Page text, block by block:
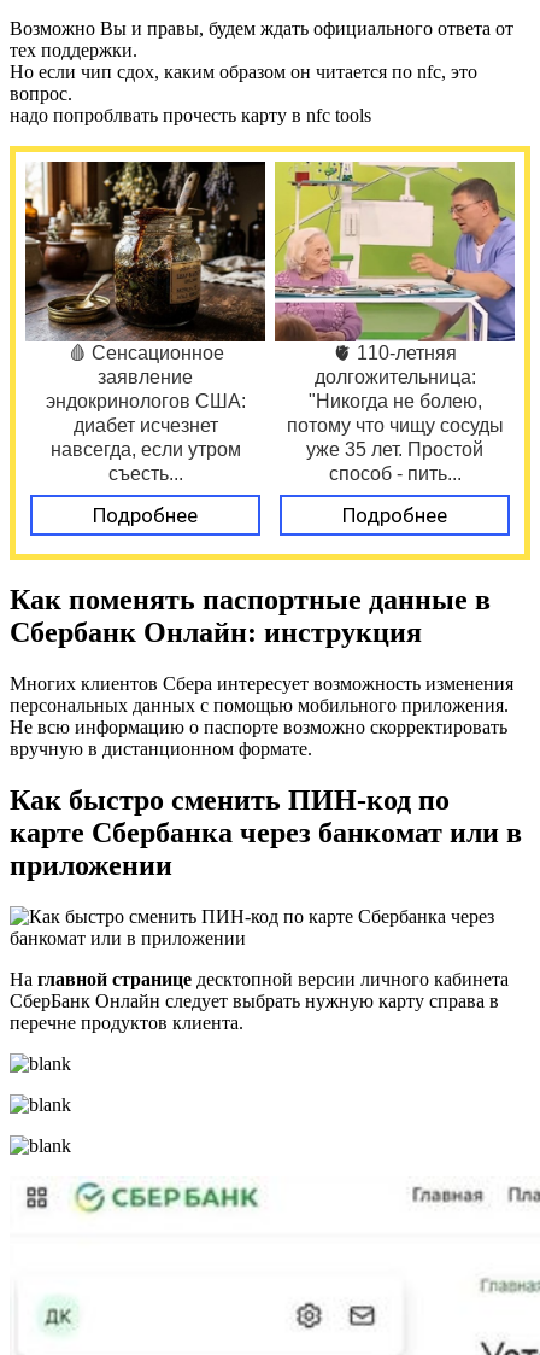
Возможно Вы и правы, будем ждать официального ответа от
тех поддержки.
Но если чип сдох, каким образом он читается по nfc, это
вопрос.
надо попроблвать прочесть карту в nfc tools
🩸 Сенсационное
заявление
эндокринологов США:
диабет исчезнет
навсегда, если утром
съесть...
Подробнее
🫀 110-летняя
долгожительница:
"Никогда не болею,
потому что чищу сосуды
уже 35 лет. Простой
способ - пить...
Подробнее
Как поменять паспортные данные в
Cбербанк Онлайн: инструкция
Многих клиентов Сбера интересует возможность изменения
персональных данных с помощью мобильного приложения.
Не всю информацию о паспорте возможно скорректировать
вручную в дистанционном формате.
Как быстро сменить ПИН-код по
карте Сбербанка через банкомат или в
приложении
На главной странице десктопной версии личного кабинета
СберБанк Онлайн следует выбрать нужную карту справа в
перечне продуктов клиента.